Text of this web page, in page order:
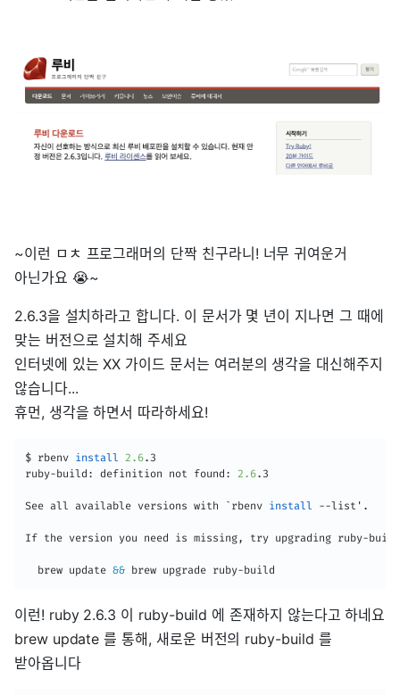
~이런 ㅁㅊ 프로그래머의 단짝 친구라니! 너무 귀여운거
아닌가요 😭~
2.6.3을 설치하라고 합니다. 이 문서가 몇 년이 지나면 그 때에
맞는 버전으로 설치해 주세요
인터넷에 있는 XX 가이드 문서는 여러분의 생각을 대신해주지
않습니다...
휴먼, 생각을 하면서 따라하세요!
$ rbenv install 2.6.3
ruby-build: definition not found: 2.6.3
See all available versions with `rbenv install --list'.
If the version you need is missing, try upgrading ruby-
  brew update
&& brew upgrade ruby-build
이런! ruby 2.6.3 이 ruby-build 에 존재하지 않는다고 하네요
brew update 를 통해, 새로운 버전의 ruby-build 를
받아옵니다